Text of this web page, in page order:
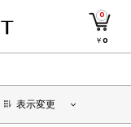
0
￥0
表示変更